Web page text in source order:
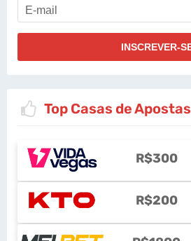
Top Casas de Apostas
R$300
R$200